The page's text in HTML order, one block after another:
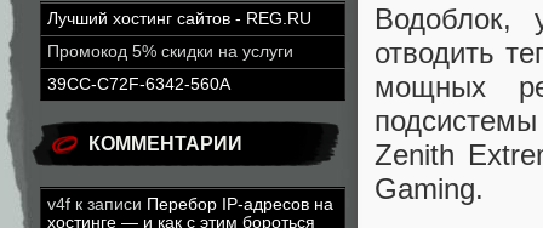
Лучший хостинг сайтов - REG.RU
Промокод 5% скидки на услуги
39CC-C72F-6342-560A
КОММЕНТАРИИ
v4f к записи Перебор IP-адресов на
хостинге — и как с этим бороться
Водоблок,
отводить
мощных
Zenith
Gaming.